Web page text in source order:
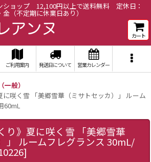
ショップ 12,100円以上で送料無料 定休日：
金（不定期に休業日あり）
カート
ご利用案内 発送日について 営業カレンダー
般）
に咲く雪 「美郷雪華（ミサトセッカ）」 ルーム
60mL
り》夏に咲く雪 「美郷雪華
」 ルームフレグランス 30mL/
]